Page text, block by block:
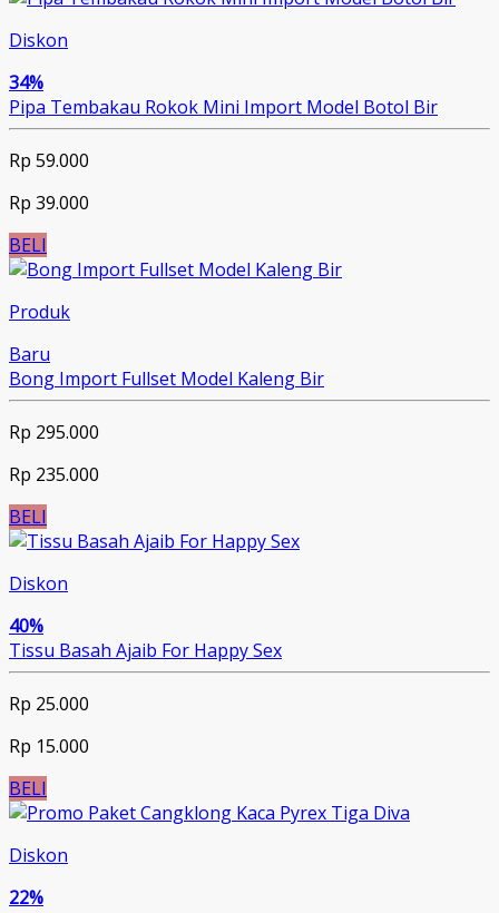
Diskon
34%
Pipa Tembakau Rokok Mini Import Model Botol Bir
Rp 59.000
Rp 39.000
BELI
Produk
Baru
Bong Import Fullset Model Kaleng Bir
Rp 295.000
Rp 235.000
BELI
Diskon
40%
Tissu Basah Ajaib For Happy Sex
Rp 25.000
Rp 15.000
BELI
Diskon
22%